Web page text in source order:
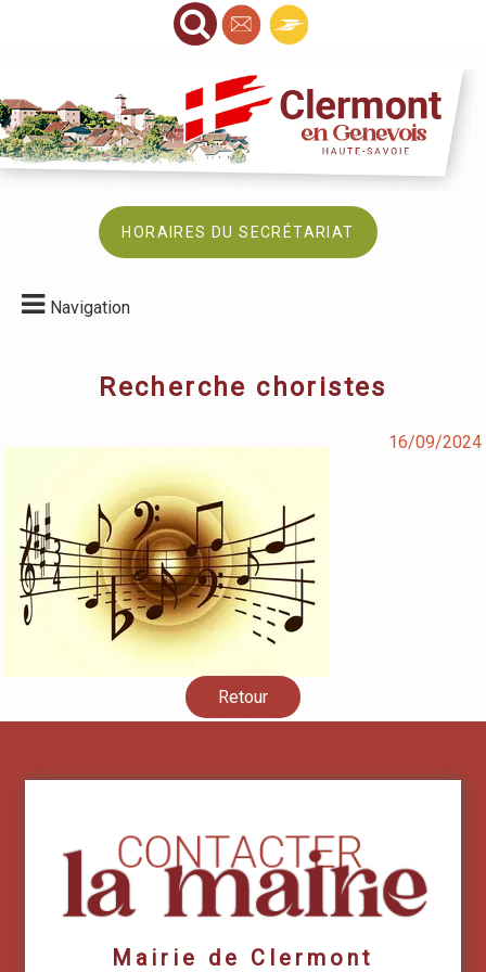
HORAIRES DU SECRÉTARIAT
Navigation
Recherche choristes
16/09/2024
Retour
Mairie de Clermont